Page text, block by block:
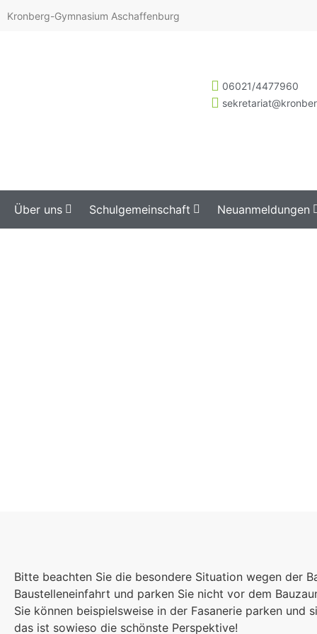
Kronberg-Gymnasium Aschaffenburg
06021/4477960
Über uns Schulgemeinschaft Neuanmeldungen
Es kommt auf
Einzelnen an,
sind wir eine
Bitte beachten Sie die besondere Situation wegen der
Baustelleneinfahrt und parken Sie nicht vor dem
Sie können beispielsweise in der Fasanerie parken und
das ist sowieso die schönste Perspektive!